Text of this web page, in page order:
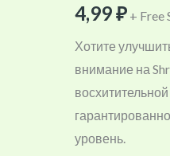
4,99₽ + Free
Хотите
внимание на
уровень.
Pilzschokolade
онлайн
quantity